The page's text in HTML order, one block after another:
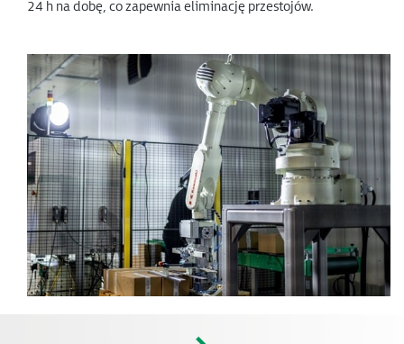
24 h na dobę, co zapewnia eliminację przestojów.